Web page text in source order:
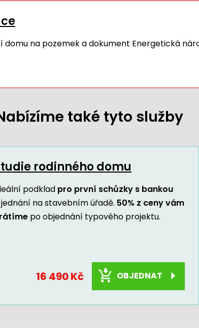
na pozemek a dokument Energetická
také tyto služby
rodinného domu
podklad pro první schůzky s bankou
na stavebním úřadě. 50% z ceny vám
po objednání typového projektu.
16 490 Kč OBJEDNAT